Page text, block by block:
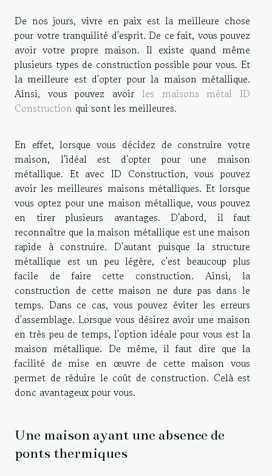
De nos jours, vivre en paix est la meilleure chose
pour votre tranquilité d'esprit. De ce fait, vous pouvez
avoir votre propre maison. Il existe quand même
plusieurs types de construction possible pour vous. Et
la meilleure est d'opter pour la maison métallique.
Ainsi, vous pouvez avoir les maisons métal ID
Construction qui sont les meilleures.
En effet, lorsque vous décidez de construire votre
maison, l'idéal est d'opter pour une maison
métallique. Et avec ID Construction, vous pouvez
avoir les meilleures maisons métalliques. Et lorsque
vous optez pour une maison métallique, vous pouvez
en tirer plusieurs avantages. D'abord, il faut
reconnaître que la maison métallique est une maison
rapide à construire. D'autant puisque la structure
métallique est un peu légère, c'est beaucoup plus
facile de faire cette construction. Ainsi, la
construction de cette maison ne dure pas dans le
temps. Dans ce cas, vous pouvez éviter les erreurs
d'assemblage. Lorsque vous désirez avoir une maison
en très peu de temps, l'option idéale pour vous est la
maison métallique. De même, il faut dire que la
facilité de mise en œuvre de cette maison vous
permet de réduire le coût de construction. Celà est
donc avantageux pour vous.
Une maison ayant une absence de
ponts thermiques